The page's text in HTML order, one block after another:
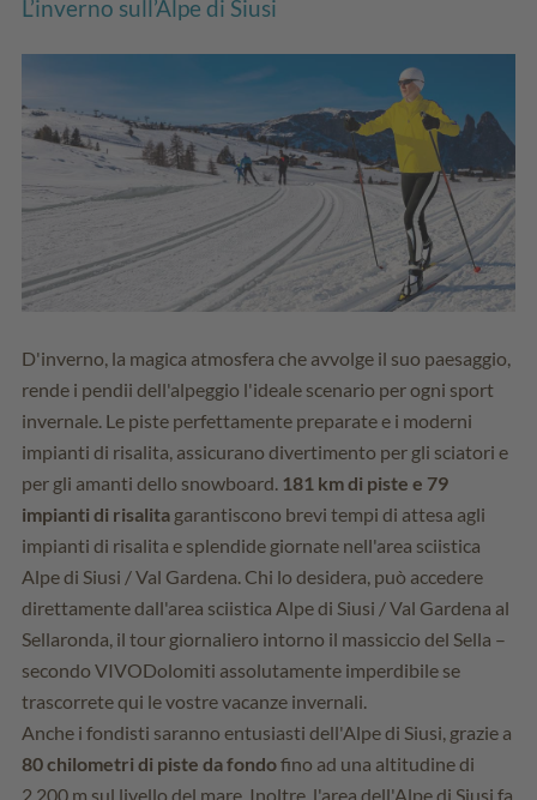
L’inverno sull’Alpe di Siusi
D'inverno, la magica atmosfera che avvolge il suo paesaggio,
rende i pendii dell'alpeggio l'ideale scenario per ogni sport
invernale. Le piste perfettamente preparate e i moderni
impianti di risalita, assicurano divertimento per gli sciatori e
per gli amanti dello snowboard. 181 km di piste e 79
impianti di risalita garantiscono brevi tempi di attesa agli
impianti di risalita e splendide giornate nell'area sciistica
Alpe di Siusi / Val Gardena. Chi lo desidera, può accedere
direttamente dall'area sciistica Alpe di Siusi / Val Gardena al
Sellaronda, il tour giornaliero intorno il massiccio del Sella –
secondo VIVODolomiti assolutamente imperdibile se
trascorrete qui le vostre vacanze invernali.
Anche i fondisti saranno entusiasti dell'Alpe di Siusi, grazie a
80 chilometri di piste da fondofino ad una altitudine di
2.200 m sul livello del mare. Inoltre, l'area dell'Alpe di Siusi fa